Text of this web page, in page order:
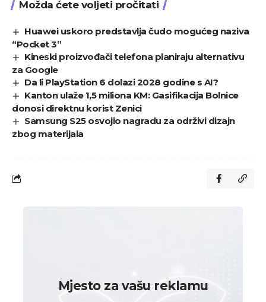
Možda ćete voljeti pročitati
Huawei uskoro predstavlja čudo mogućeg naziva
“Pocket 3”
Kineski proizvođači telefona planiraju alternativu
za Google
Da li PlayStation 6 dolazi 2028 godine s AI?
Kanton ulaže 1,5 miliona KM: Gasifikacija Bolnice
donosi direktnu korist Zenici
Samsung S25 osvojio nagradu za održivi dizajn
zbog materijala
Mjesto za vašu reklamu